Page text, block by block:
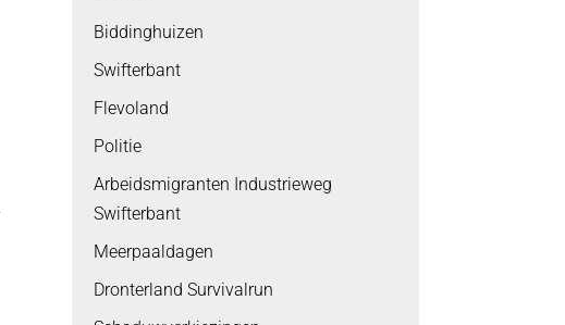
Biddinghuizen
Swifterbant
Flevoland
Politie
Arbeidsmigranten Industrieweg
Swifterbant
Meerpaaldagen
Dronterland Survivalrun